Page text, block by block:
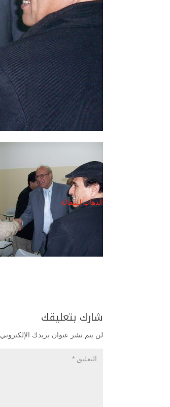
الذهاب للمقالة
شارك بتعليقك
لن يتم نشر عنوان بريدك الإلكتروني.